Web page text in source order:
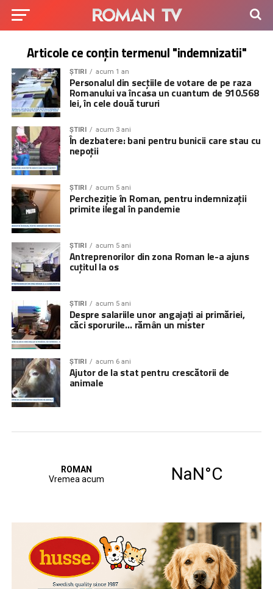
Articole ce conțin termenul "indemnizatii"
ȘTIRI acum 1 an
Personalul din secțiile de votare de pe raza
Romanului va încasa un cuantum de 910.568
lei, în cele două tururi
ȘTIRI acum 3 ani
În dezbatere: bani pentru bunicii care stau cu
nepoții
ȘTIRI acum 5 ani
Percheziție în Roman, pentru indemnizații
primite ilegal în pandemie
ȘTIRI acum 5 ani
Antreprenorilor din zona Roman le-a ajuns
cuțitul la os
ȘTIRI acum 5 ani
Despre salariile unor angajați ai primăriei,
căci sporurile… rămân un mister
ȘTIRI acum 6 ani
Ajutor de la stat pentru crescătorii de
animale